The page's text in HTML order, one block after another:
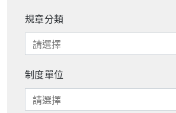
規章分類
制度單位